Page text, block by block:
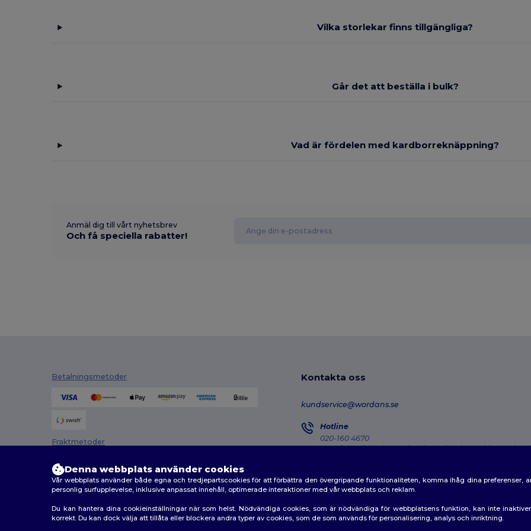
Vilka storlekar finns tillgängliga?
Går det att beställa i bulk?
Vad är fördelen med kardborreknäppning?
Anmäl dig till vårt nyhetsbrev
Och få speciella rabatter!
Betalningsmetoder
Fraktmetoder
Kontakta oss
kundservice@wordans.se
Hotline
020-160 4670
Monday - Thursday : 10h-13h & 14h-17h30 Friday : 10h-
Denna webbplats använder cookies
Vår webbplats använder både egna och tredjepartscookies för att förbättra den övergripande funktionaliteten, komma ihåg dina preferenser,
personlig surfupplevelse, inklusive anpassat innehåll, optimerade interaktioner med vår webbplats och reklam.
Du kan hantera dina cookieinställningar när som helst. Nödvändiga cookies, som är nödvändiga för webbplatsens funktion, kan inte
korrekt. Du kan dock välja att tillåta eller blockera andra typer av cookies, som de som används för personalisering, analys och inriktning.